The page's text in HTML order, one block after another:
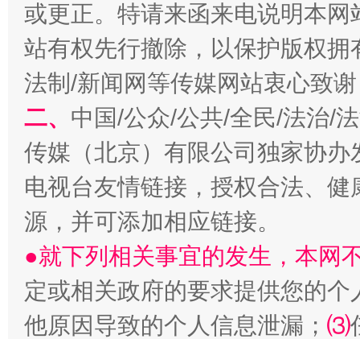
揭开“小金库”的免责幌子
受贿1.44亿！段成刚被判无期 从幼
或更正。特请来函来电说明本
站有权先行撤除，以保护版权
法制/新闻网等传媒网站衷心致
二、 中国/公众/公共/全民/法治/
传媒（北京）有限公司独家协
电视台友情链接，授权合法、
源，并可添加相应链接。
●就下列相关事宜的发生，本网
定或相关政府的要求提供您的个
他原因导致的个人信息泄漏； ⑶